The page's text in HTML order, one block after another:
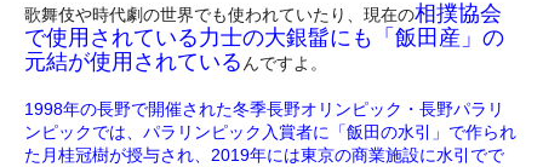
歌舞伎や時代劇の世界でも使われていたり、現在の相撲協会
で使用されている力士の大銀髷にも「飯田産」の
元結が使用されているんですよ。
1998年の長野で開催された冬季長野オリンピック・長野パラリ
ンピックでは、パラリンピック入賞者に「飯田の水引」で作られ
た月桂冠樹が授与され、2019年には東京の商業施設に水引でで